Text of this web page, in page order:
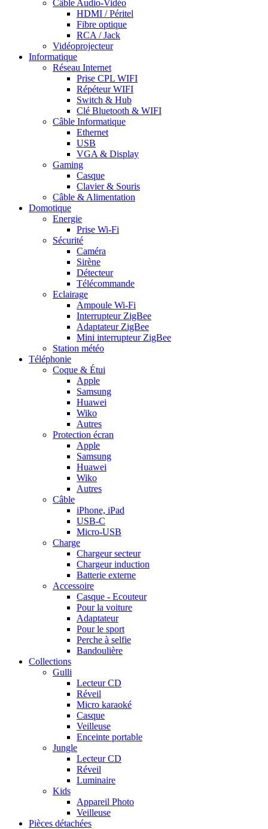
Câble Audio-Vidéo
HDMI / Péritel
Fibre optique
RCA / Jack
Vidéoprojecteur
Informatique
Réseau Internet
Prise CPL WIFI
Répéteur WIFI
Switch & Hub
Clé Bluetooth & WIFI
Câble Informatique
Ethernet
USB
VGA & Display
Gaming
Casque
Clavier & Souris
Câble & Alimentation
Domotique
Energie
Prise Wi-Fi
Sécurité
Caméra
Sirène
Détecteur
Télécommande
Eclairage
Ampoule Wi-Fi
Interrupteur ZigBee
Adaptateur ZigBee
Mini interrupteur ZigBee
Station météo
Téléphonie
Coque & Étui
Apple
Samsung
Huawei
Wiko
Autres
Protection écran
Apple
Samsung
Huawei
Wiko
Autres
Câble
iPhone, iPad
USB-C
Micro-USB
Charge
Chargeur secteur
Chargeur induction
Batterie externe
Accessoire
Casque - Ecouteur
Pour la voiture
Adaptateur
Pour le sport
Perche à selfie
Bandoulière
Collections
Gulli
Lecteur CD
Réveil
Micro karaoké
Casque
Veilleuse
Enceinte portable
Jungle
Lecteur CD
Réveil
Luminaire
Kids
Appareil Photo
Veilleuse
Pièces détachées